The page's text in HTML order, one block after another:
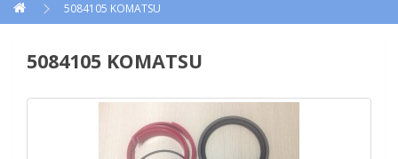
5084105 KOMATSU
5084105 KOMATSU